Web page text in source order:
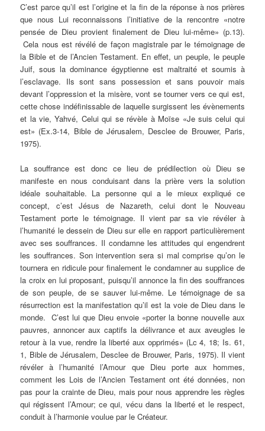
C’est parce qu’il est l’origine et la fin de la réponse à nos prières
que nous Lui reconnaissons l’initiative de la rencontre «notre
pensée de Dieu provient finalement de Dieu lui-même» (p.13).
Cela nous est révélé de façon magistrale par le témoignage de
la Bible et de l’Ancien Testament. En effet, un peuple, le peuple
Juif, sous la dominance égyptienne est maltraité et soumis à
l’esclavage. Ils sont sans possession et sans pouvoir mais
devant l’oppression et la misère, vont se tourner vers ce qui est,
cette chose indéfinissable de laquelle surgissent les évènements
et la vie, Yahvé, Celui qui se révèle à Moïse «Je suis celui qui
est» (Ex.3-14, Bible de Jérusalem, Desclee de Brouwer, Paris,
1975).
La souffrance est donc ce lieu de prédilection où Dieu se
manifeste en nous conduisant dans la prière vers la solution
idéale souhaitable. La personne qui a le mieux expliqué ce
concept, c’est Jésus de Nazareth, celui dont le Nouveau
Testament porte le témoignage. Il vient par sa vie révéler à
l’humanité le dessein de Dieu sur elle en rapport particulièrement
avec ses souffrances. Il condamne les attitudes qui engendrent
les souffrances. Son intervention sera si mal comprise qu’on le
tournera en ridicule pour finalement le condamner au supplice de
la croix en lui proposant, puisqu’il annonce la fin des souffrances
de son peuple, de se sauver lui-même. Le témoignage de sa
résurrection est la manifestation qu’il est la voie de Dieu dans le
monde. C’est lui que Dieu envoie «porter la bonne nouvelle aux
pauvres, annoncer aux captifs la délivrance et aux aveugles le
retour à la vue, rendre la liberté aux opprimés» (Lc 4, 18; Is. 61,
1, Bible de Jérusalem, Desclee de Brouwer, Paris, 1975). Il vient
révéler à l’humanité l’Amour que Dieu porte aux hommes,
comment les Lois de l’Ancien Testament ont été données, non
pas pour la crainte de Dieu, mais pour nous apprendre les règles
qui régissent l’Amour; ce qui, vécu dans la liberté et le respect,
conduit à l’harmonie voulue par le Créateur.